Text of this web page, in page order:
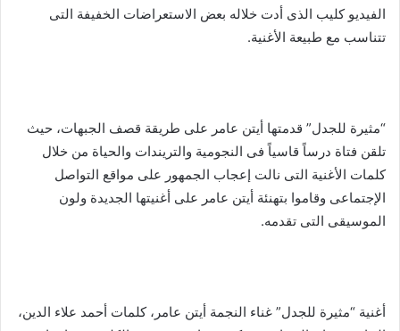
الفيديو كليب الذى أدت خلاله بعض الاستعراضات الخفيفة التى
تتناسب مع طبيعة الأغنية.
“مثيرة للجدل” قدمتها أيتن عامر على طريقة قصف الجبهات، حيث
تلقن فتاة درساً قاسياً فى النجومية والتريندات والحياة من خلال
كلمات الأغنية التى نالت إعجاب الجمهور على مواقع التواصل
الإجتماعى وقاموا بتهنئة أيتن عامر على أغنيتها الجديدة ولون
الموسيقى التى تقدمه.
أغنية “مثيرة للجدل” غناء النجمة أيتن عامر، كلمات أحمد علاء الدين،